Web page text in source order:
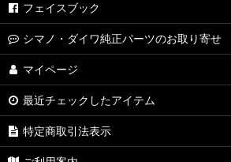
フェイスブック
シマノ・ダイワ純正パーツのお取り寄せ
マイページ
最近チェックしたアイテム
特定商取引法表示